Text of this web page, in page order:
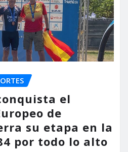
el
de
su etapa en la
por todo lo alto